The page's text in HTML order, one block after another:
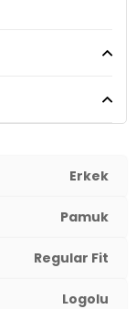
Erkek
Pamuk
Regular Fit
Logolu